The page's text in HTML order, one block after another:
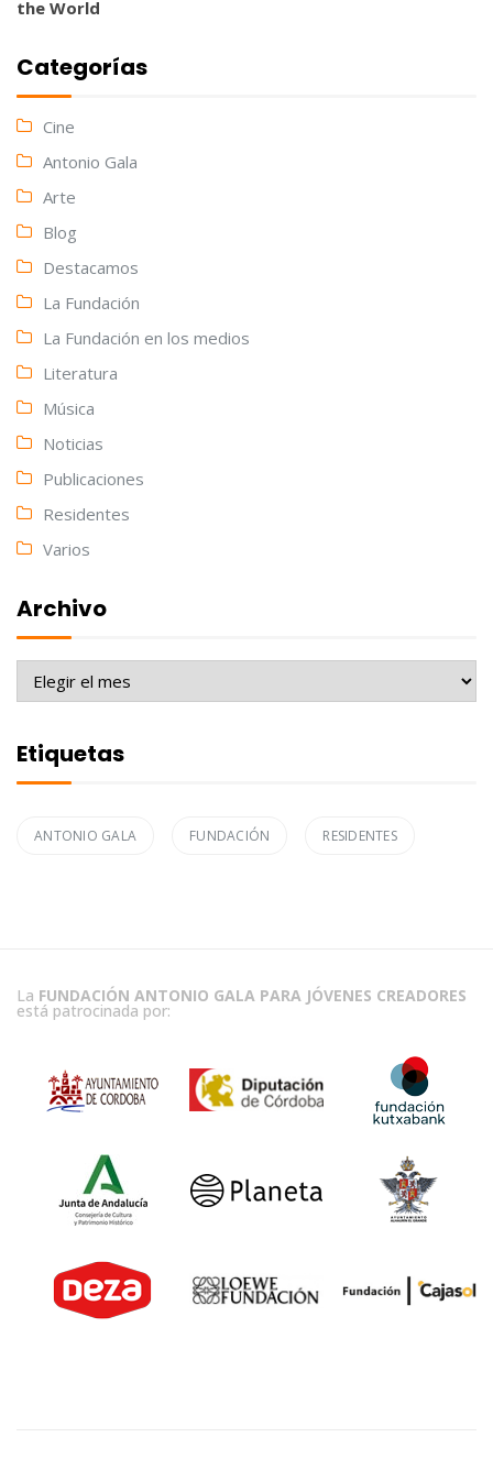
the World
Categorías
Cine
Antonio Gala
Arte
Blog
Destacamos
La Fundación
La Fundación en los medios
Literatura
Música
Noticias
Publicaciones
Residentes
Varios
Archivo
Archivo
Etiquetas
ANTONIO GALA FUNDACIÓN RESIDENTES
La FUNDACIÓN ANTONIO GALA PARA JÓVENES CREADORES
está patrocinada por: